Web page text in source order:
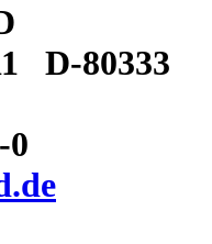
D-80333
0